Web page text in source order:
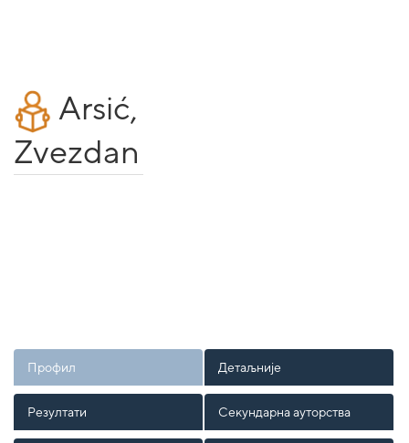
Arsić,
Zvezdan
Профил Детаљније
Резултати Секундарна ауторства